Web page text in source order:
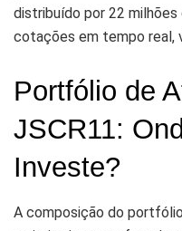
distribuído por 22
cotações em tempo real,
Portfólio de
JSCR11:
Investe?
A composição do